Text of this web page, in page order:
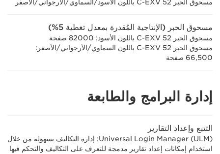
مسحوق الحبر C-EXV 52 باللون الأسود/السماوي/الأرجواني/الأصفر
مسحوق الحبر (الإنتاجية المُقدرة بمعدل تغطية 5%)
مسحوق الحبر C-EXV 52 باللون الأسود: 82000 صفحة
مسحوق الحبر C-EXV 52 باللون السماوي/الأرجواني/الأصفر:
66,500 صفحة
إدارة البرامج والطابعة
التتبع وإعداد التقارير
Universal Login Manager (ULM)‎: إدارة التكاليف بسهولة من خلال
استخدام إمكانات إعداد تقارير مدمجة للتعرف على التكاليف والتحكم فيها